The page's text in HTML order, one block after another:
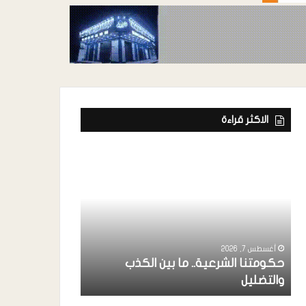
الاكثر قراءة
أغسطس 7, 2026
حكومتنا الشرعية.. ما بين الكذب
والتضليل